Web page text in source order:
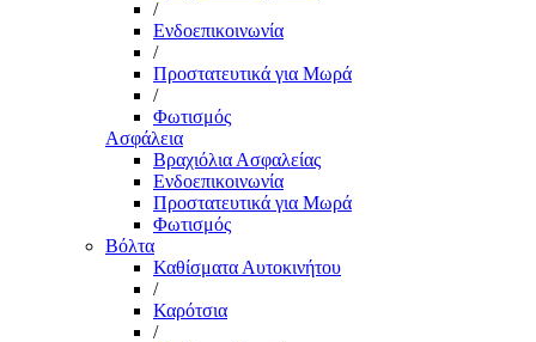
/
Ενδοεπικοινωνία
/
Προστατευτικά για Μωρά
/
Φωτισμός
Ασφάλεια
Βραχιόλια Ασφαλείας
Ενδοεπικοινωνία
Προστατευτικά για Μωρά
Φωτισμός
Βόλτα
Καθίσματα Αυτοκινήτου
/
Καρότσια
/